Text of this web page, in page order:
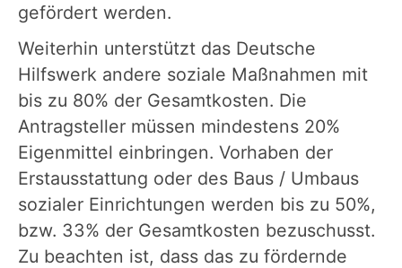
gefördert werden.
Weiterhin unterstützt das Deutsche
Hilfswerk andere soziale Maßnahmen mit
bis zu 80% der Gesamtkosten. Die
Antragsteller müssen mindestens 20%
Eigenmittel einbringen. Vorhaben der
Erstausstattung oder des Baus / Umbaus
sozialer Einrichtungen werden bis zu 50%,
bzw. 33% der Gesamtkosten bezuschusst.
Zu beachten ist, dass das zu fördernde